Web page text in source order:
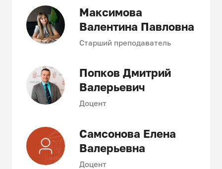
Максимова
Валентина Павловна
Старший преподаватель
Попков Дмитрий
Валерьевич
Доцент
Самсонова Елена
Валерьевна
Доцент